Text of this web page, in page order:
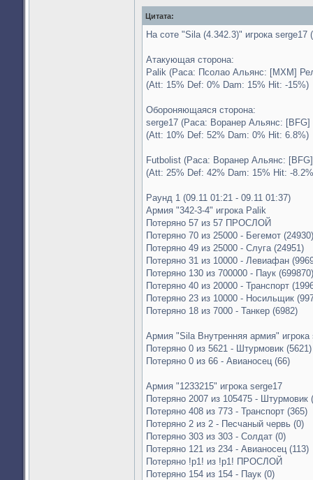
Цитата:
На соте "Sila (4.342.3)" игрока
Атакующая сторона:
Palik (Раса: Псолао Альянс: [MXM]
(Att: 15% Def: 0% Dam: 15% Hit: -15%)
Обороняющаяся сторона:
serge17 (Раса: Воранер Альянс: [BFG]
(Att: 10% Def: 52% Dam: 0% Hit: 6.8%)
Futbolist (Раса: Воранер Альянс:
(Att: 25% Def: 42% Dam: 15% Hit: -
Раунд 1 (09.11 01:21 - 09.11 01:37)
Армия "342-3-4" игрока Palik
Потеряно 57 из 57 ПРОСЛОЙ
Потеряно 70 из 25000 - Бегемот (24930)
Потеряно 49 из 25000 - Слуга (24951)
Потеряно 31 из 10000 - Левиафан
Потеряно 130 из 700000 - Паук (699870)
Потеряно 40 из 20000 - Транспорт
Потеряно 23 из 10000 - Носильщик
Потеряно 18 из 7000 - Танкер (6982)
Армия "Sila Внутренняя армия" игрока
Потеряно 0 из 5621 - Штурмовик (5621)
Потеряно 0 из 66 - Авианосец (66)
Армия "1233215" игрока serge17
Потеряно 2007 из 105475 - Штурмовик
Потеряно 408 из 773 - Транспорт (365)
Потеряно 2 из 2 - Песчаный червь (0)
Потеряно 303 из 303 - Солдат (0)
Потеряно 121 из 234 - Авианосец (113)
Потеряно !p1! из !p1! ПРОСЛОЙ
Потеряно 154 из 154 - Паук (0)